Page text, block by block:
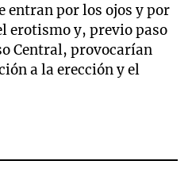
entran por los ojos y por
erotismo y, previo paso
Central, provocarían
a la erección y el